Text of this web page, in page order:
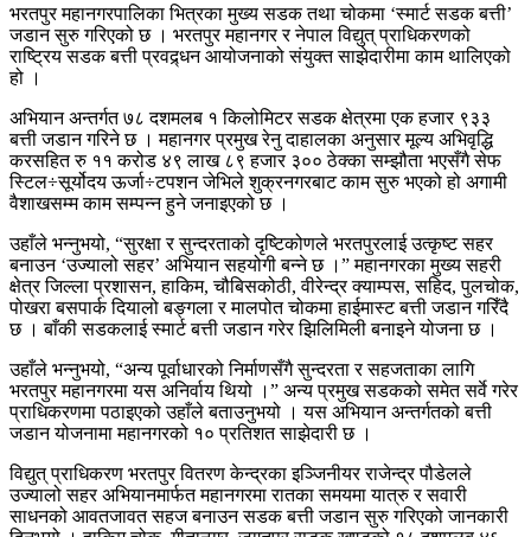
भरतपुर महानगरपालिका भित्रका मुख्य सडक तथा चोकमा ‘स्मार्ट सडक बत्ती’
जडान सुरु गरिएको छ । भरतपुर महानगर र नेपाल विद्युत् प्राधिकरणको
राष्ट्रिय सडक बत्ती प्रवद्र्धन आयोजनाको संयुक्त साझेदारीमा काम थालिएको
हो ।
अभियान अन्तर्गत ७८ दशमलब १ किलोमिटर सडक क्षेत्रमा एक हजार ९३३
बत्ती जडान गरिने छ । महानगर प्रमुख रेनु दाहालका अनुसार मूल्य अभिवृद्धि
करसहित रु ११ करोड ४९ लाख ८९ हजार ३०० ठेक्का सम्झौता भएसँगै सेफ
स्टिल÷सूर्योदय ऊर्जा÷टपशन जेभिले शुक्रनगरबाट काम सुरु भएको हो अगामी
वैशाखसम्म काम सम्पन्न हुने जनाइएको छ ।
उहाँले भन्नुभयो, “सुरक्षा र सुन्दरताको दृष्टिकोणले भरतपुरलाई उत्कृष्ट सहर
बनाउन ‘उज्यालो सहर’ अभियान सहयोगी बन्ने छ ।” महानगरका मुख्य सहरी
क्षेत्र जिल्ला प्रशासन, हाकिम, चौबिसकोठी, वीरेन्द्र क्याम्पस, सहिद, पुलचोक,
पोखरा बसपार्क दियालो बङ्गला र मालपोत चोकमा हाईमास्ट बत्ती जडान गरिँदै
छ । बाँकी सडकलाई स्मार्ट बत्ती जडान गरेर झिलिमिली बनाइने योजना छ ।
उहाँले भन्नुभयो, “अन्य पूर्वाधारको निर्माणसँगै सुन्दरता र सहजताका लागि
भरतपुर महानगरमा यस अनिर्वाय थियो ।” अन्य प्रमुख सडकको समेत सर्वे गरेर
प्राधिकरणमा पठाइएको उहाँले बताउनुभयो । यस अभियान अन्तर्गतको बत्ती
जडान योजनामा महानगरको १० प्रतिशत साझेदारी छ ।
विद्युत् प्राधिकरण भरतपुर वितरण केन्द्रका इञ्जिनीयर राजेन्द्र पौडेलले
उज्यालो सहर अभियानमार्फत महानगरमा रातका समयमा यात्रु र सवारी
साधनको आवतजावत सहज बनाउन सडक बत्ती जडान सुरु गरिएको जानकारी